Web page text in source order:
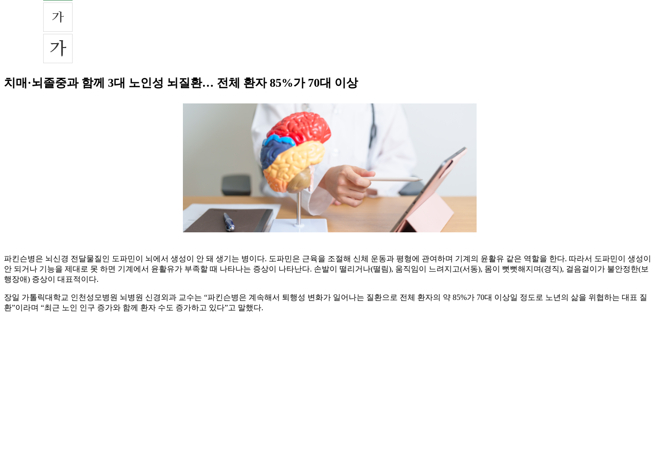
치매·뇌졸중과 함께 3대 노인성 뇌질환… 전체 환자 85%가 70대 이상
파킨슨병은 뇌신경 전달물질인 도파민이 뇌에서 생성이 안 돼 생기는 병이다. 도파민은 근육을 조절해 신체 운동과 평형에 관여하며 기계의 윤활유 같은 역할을 한다. 따라서 도파민이 생성이
안 되거나 기능을 제대로 못 하면 기계에서 윤활유가 부족할 때 나타나는 증상이 나타난다. 손발이 떨리거나(떨림), 움직임이 느려지고(서동), 몸이 뻣뻣해지며(경직), 걸음걸이가 불안정한(보
행장애) 증상이 대표적이다.
장일 가톨릭대학교 인천성모병원 뇌병원 신경외과 교수는 “파킨슨병은 계속해서 퇴행성 변화가 일어나는 질환으로 전체 환자의 약 85%가 70대 이상일 정도로 노년의 삶을 위협하는 대표 질
환”이라며 “최근 노인 인구 증가와 함께 환자 수도 증가하고 있다”고 말했다.